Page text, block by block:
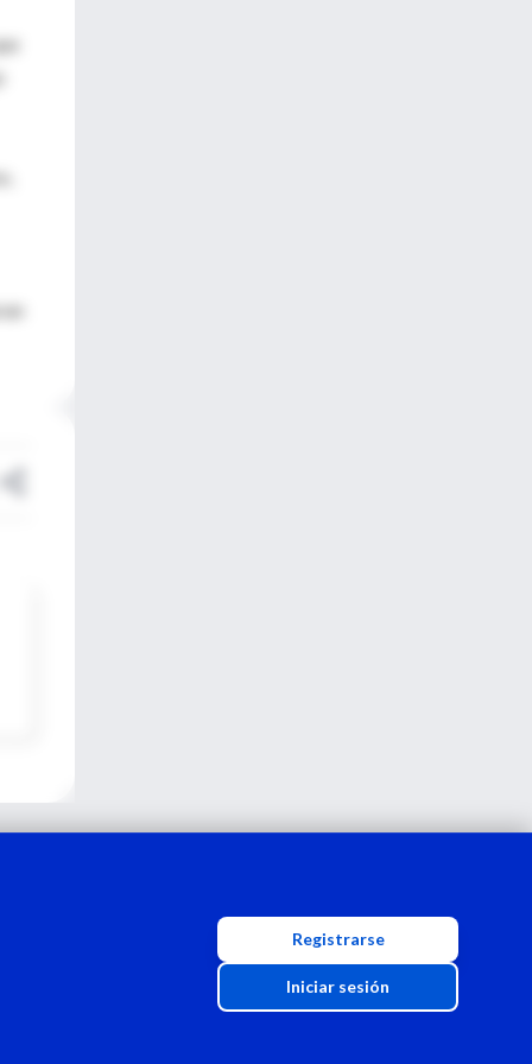
Registrarse
Iniciar sesión